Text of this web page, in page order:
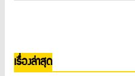
เรื่องล่าสุด